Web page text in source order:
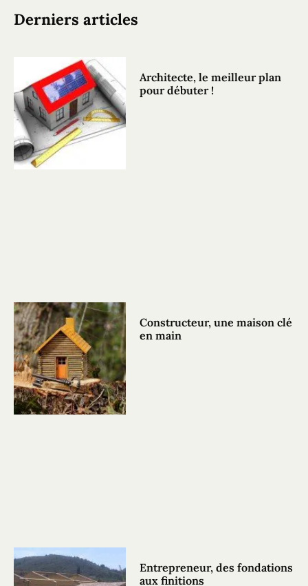
Derniers articles
Architecte, le meilleur plan
pour débuter !
Constructeur, une maison clé
en main
Entrepreneur, des fondations
aux finitions